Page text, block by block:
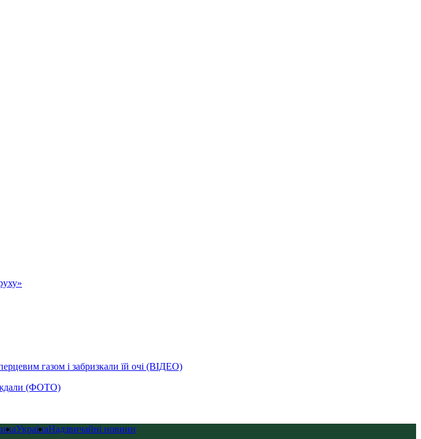
газом і забризкали їй очі (ВІДЕО)
(ФОТО)
УкраїнаНадзвичайні новини